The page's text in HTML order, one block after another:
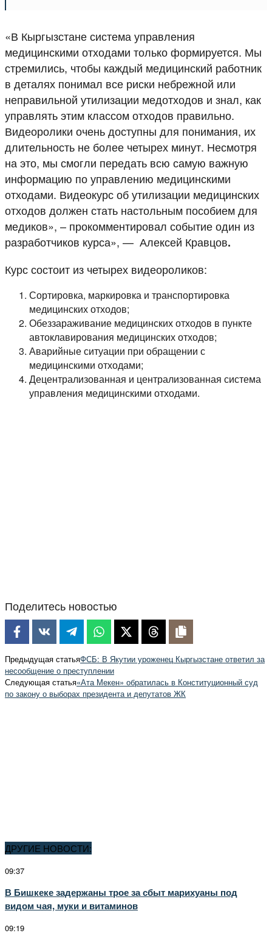
«В Кыргызстане система управления
медицинскими отходами только формируется. Мы
стремились, чтобы каждый медицинский работник
в деталях понимал все риски небрежной или
неправильной утилизации медотходов и знал, как
управлять этим классом отходов правильно.
Видеоролики очень доступны для понимания, их
длительность не более четырех минут. Несмотря
на это, мы смогли передать всю самую важную
информацию по управлению медицинскими
отходами. Видеокурс об утилизации медицинских
отходов должен стать настольным пособием для
медиков», – прокомментировал событие один из
разработчиков курса», — Алексей Кравцов.
Курс состоит из четырех видеороликов:
Сортировка, маркировка и транспортировка
медицинских отходов;
Обеззараживание медицинских отходов в пункте
автоклавирования медицинских отходов;
Аварийные ситуации при обращении с
медицинскими отходами;
Децентрализованная и централизованная система
управления медицинскими отходами.
Поделитесь новостью
Предыдущая статьяФСБ: В Якутии уроженец Кыргызстане ответил за
несообщение о преступлении
Следующая статья«Ата Мекен» обратилась в Конституционный суд
по закону о выборах президента и депутатов ЖК
ДРУГИЕ НОВОСТИ:
09:37
В Бишкеке задержаны трое за сбыт марихуаны под
видом чая, муки и витаминов
09:19